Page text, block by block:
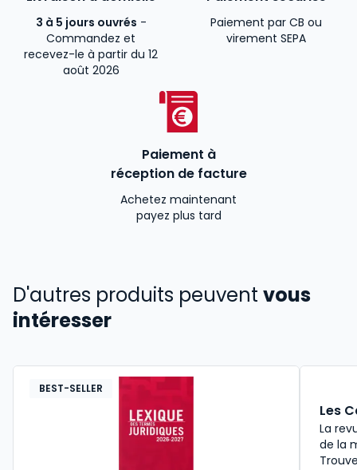
3 à 5 jours ouvrés -
Commandez et
recevez-le à partir du 12
août 2026
Paiement par CB ou
virement SEPA
Paiement à
réception de facture
Achetez maintenant
payez plus tard
D'autres produits peuvent vous
intéresser
BEST-SELLER
Les
La
de la